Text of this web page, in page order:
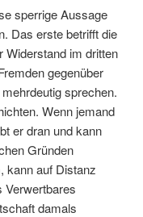
sperrige Aussage
Das erste betrifft die
Widerstand im dritten
gegenüber
sprechen.
Wenn jemand
er dran und kann
Gründen
kann auf Distanz
Verwertbares
damals